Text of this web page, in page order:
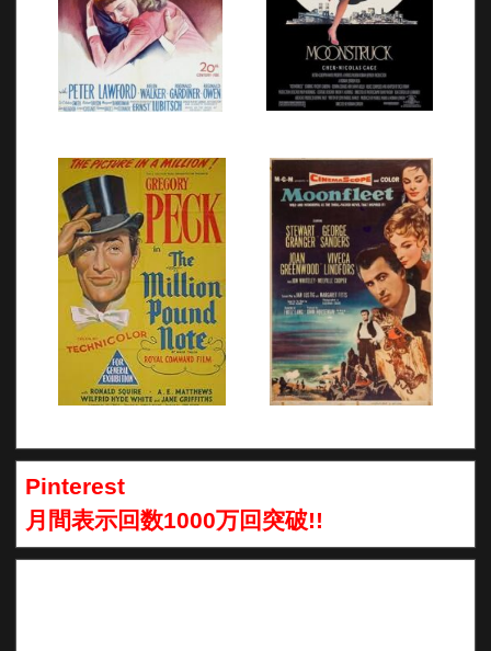
Pinterest
月間表示回数1000万回突破!!